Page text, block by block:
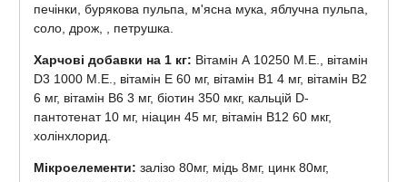
печінки, бурякова пульпа, м'ясна мука, яблучна пульпа,
соло, дрож, , петрушка.
Харчові добавки на 1 кг: Вітамін А 10250 М.E., вітамін
D3 1000 М.E., вітамін Е 60 мг, вітамін В1 4 мг, вітамін В2
6 мг, вітамін В6 3 мг, біотин 350 мкг, кальцій D-
пантотенат 10 мг, ніацин 45 мг, вітамін В12 60 мкг,
холінхлорид.
Мікроелементи: залізо 80мг, мідь 8мг, цинк 80мг,